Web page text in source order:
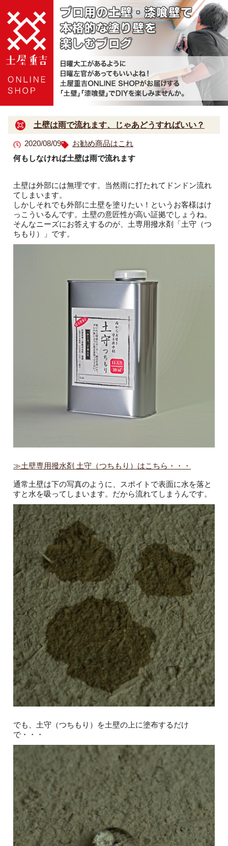
土壁は雨で流れます、じゃあどうすればいい？
2020/08/09
お勧め商品はこれ
何もしなければ土壁は雨で流れます
土壁は外部には無理です。当然雨に打たれてドンドン流れ
てしまいます。
しかしそれでも外部に土壁を塗りたい！というお客様はけ
っこういるんです。土壁の意匠性が高い証拠でしょうね。
そんなニーズにお答えするのが、土専用撥水剤「土守（つ
ちもり）」です。
≫土壁専用撥水剤 土守（つちもり）はこちら・・・
通常土壁は下の写真のように、スポイトで表面に水を落と
すと水を吸ってしまいます。だから流れてしまうんです。
でも、土守（つちもり）を土壁の上に塗布するだけ
で・・・